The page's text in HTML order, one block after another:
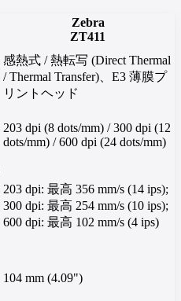
Zebra
ZT411
感熱式 / 熱転写 (Direct Thermal
/ Thermal Transfer)、E3 薄膜プ
リントヘッド
203 dpi (8 dots/mm) / 300 dpi (12
dots/mm) / 600 dpi (24 dots/mm)
203 dpi: 最高 356 mm/s (14 ips);
300 dpi: 最高 254 mm/s (10 ips);
600 dpi: 最高 102 mm/s (4 ips)
104 mm (4.09")